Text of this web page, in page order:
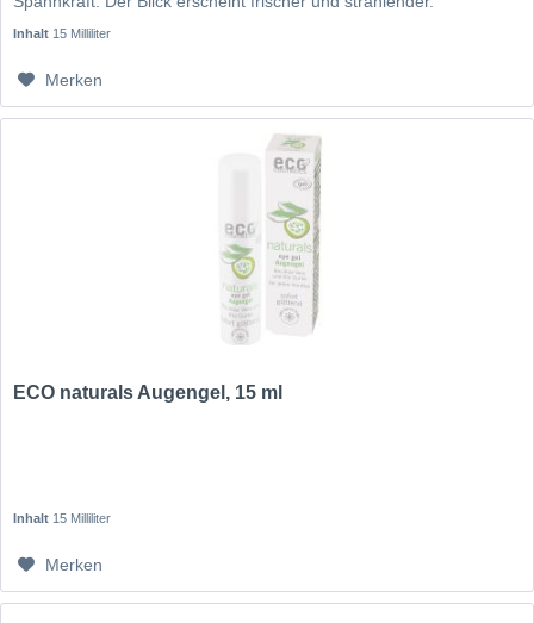
Inhalt 15 Milliliter
Merken
ECO naturals Augengel, 15 ml
Inhalt 15 Milliliter
Merken